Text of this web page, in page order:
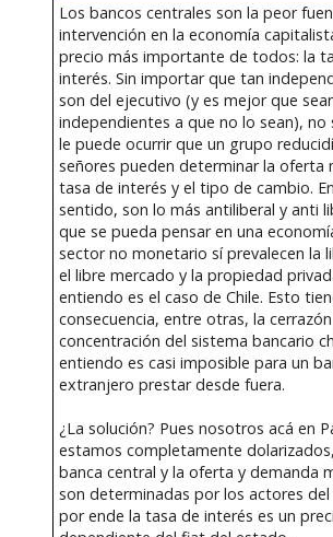
Los bancos centrales son la peor
intervención en la economía
precio más importante de todos: la
interés. Sin importar que tan
son del ejecutivo (y es mejor que
independientes a que no lo sean), no
le puede ocurrir que un grupo
señores pueden determinar la oferta
tasa de interés y el tipo de cambio.
sentido, son lo más antiliberal y anti
que se pueda pensar en una
sector no monetario sí prevalecen la
el libre mercado y la propiedad
entiendo es el caso de Chile. Esto
consecuencia, entre otras, la
concentración del sistema bancario
entiendo es casi imposible para un
extranjero prestar desde fuera.
¿La solución? Pues nosotros acá en
estamos completamente
banca central y la oferta y demanda
son determinadas por los actores
por ende la tasa de interés es un